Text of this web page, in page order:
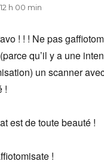
h 00 min
! ! ! Ne pas
qu’il y a une
un scanner
!
est de toute beauté !
!